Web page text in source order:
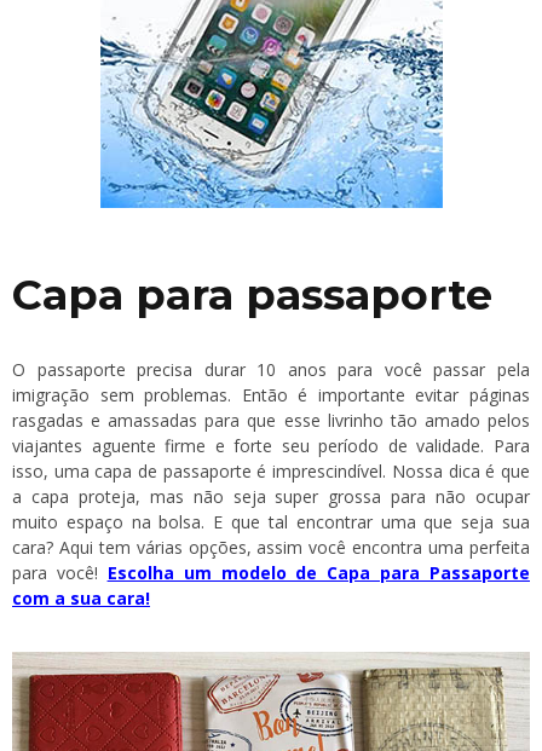
Capa para passaporte
O passaporte precisa durar 10 anos para você passar pela
imigração sem problemas. Então é importante evitar páginas
rasgadas e amassadas para que esse livrinho tão amado pelos
viajantes aguente firme e forte seu período de validade. Para
isso, uma capa de passaporte é imprescindível. Nossa dica é que
a capa proteja, mas não seja super grossa para não ocupar
muito espaço na bolsa. E que tal encontrar uma que seja sua
cara? Aqui tem várias opções, assim você encontra uma perfeita
para você! Escolha um modelo de Capa para Passaporte
com a sua cara!